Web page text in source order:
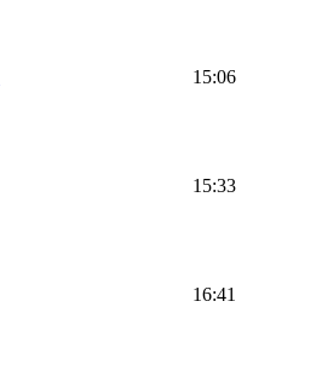
15:06
15:33
16:41